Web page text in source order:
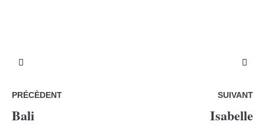
PRÉCÈDENT
Bali
SUIVANT
Isabelle